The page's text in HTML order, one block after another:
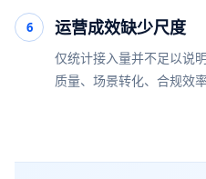
6 运营成效缺少尺度
仅统计接入量并不足以说
质量、场景转化、合规效